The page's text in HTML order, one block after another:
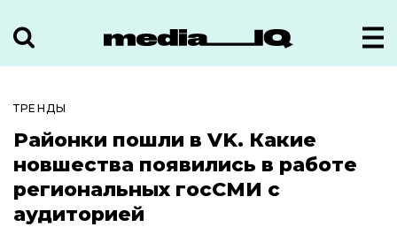
ТРЕНДЫ
Районки пошли в VK. Какие
новшества появились в работе
региональных госСМИ с
аудиторией